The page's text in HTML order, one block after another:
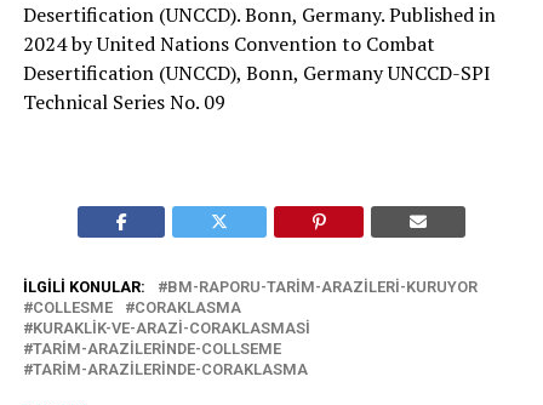
Desertification (UNCCD). Bonn, Germany. Published in
2024 by United Nations Convention to Combat
Desertification (UNCCD), Bonn, Germany UNCCD-SPI
Technical Series No. 09
İLGILI KONULAR:
BM-RAPORU-TARIM-ARAZILERI-KURUYOR
COLLESME
CORAKLASMA
KURAKLIK-VE-ARAZI-CORAKLASMASI
TARIM-ARAZILERINDE-COLLSEME
TARIM-ARAZILERINDE-CORAKLASMA